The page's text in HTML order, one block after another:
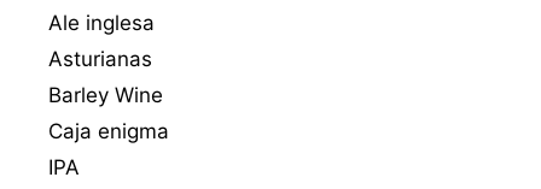
Ale inglesa
Asturianas
Barley Wine
Caja enigma
IPA